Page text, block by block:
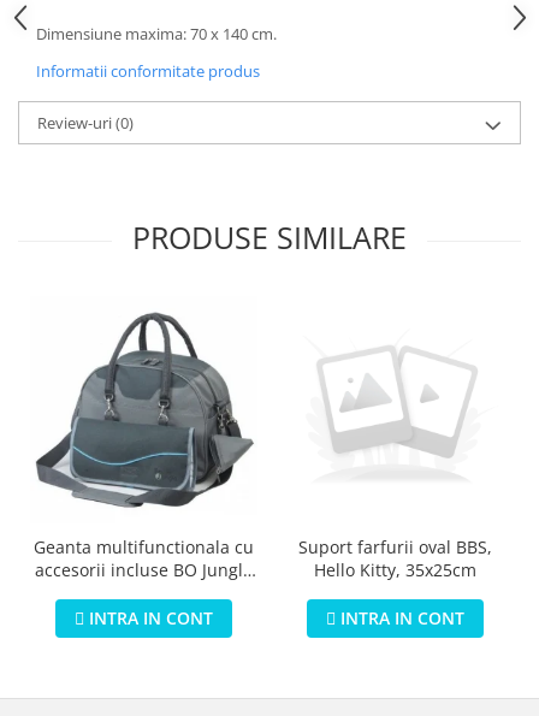
Dimensiune maxima: 70 x 140 cm.
Informatii conformitate produs
Review-uri(0)
PRODUSE SIMILARE
Geanta multifunctionala cu
accesorii incluse BO Jungle
INTRA IN CONT
Suport farfurii oval BBS,
Hello Kitty, 35x25cm
INTRA IN CONT